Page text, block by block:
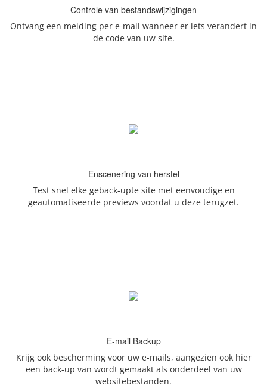
Controle van bestandswijzigingen
Ontvang een melding per e-mail wanneer er iets verandert in
de code van uw site.
Enscenering van herstel
Test snel elke geback-upte site met eenvoudige en
geautomatiseerde previews voordat u deze terugzet.
E-mail Backup
Krijg ook bescherming voor uw e-mails, aangezien ook hier
een back-up van wordt gemaakt als onderdeel van uw
websitebestanden.